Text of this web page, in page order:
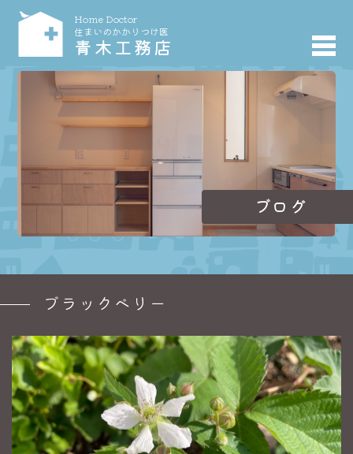
Home Doctor
住まいのかかりつけ医
青木工務店
ブログ
ブラックベリー